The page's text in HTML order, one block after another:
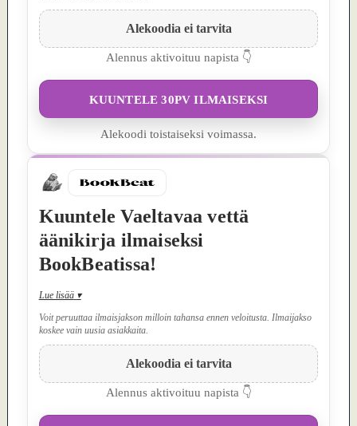
Alekoodia ei tarvita
Alennus aktivoituu napista 👇
KUUNTELE 30PV ILMAISEKSI
Alekoodi toistaiseksi voimassa.
Kuuntele Vaeltavaa vettä
äänikirja ilmaiseksi
BookBeatissa!
Lue lisää ▾
Voit peruuttaa ilmaisjakson milloin tahansa ennen veloitusta. Ilmaijakso
koskee vain uusia asiakkaita.
Alekoodia ei tarvita
Alennus aktivoituu napista 👇